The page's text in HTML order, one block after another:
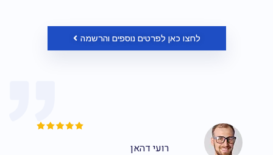
לחצו כאן לפרטים נוספים והרשמה
רועי דהאן